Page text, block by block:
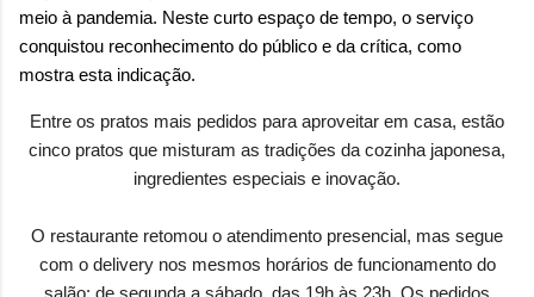
meio à pandemia. Neste curto espaço de tempo, o serviço
conquistou reconhecimento do público e da crítica, como
mostra esta indicação.
Entre os pratos mais pedidos para aproveitar em casa, estão
cinco pratos que misturam as tradições da cozinha japonesa,
ingredientes especiais e inovação.
O restaurante retomou o atendimento presencial, mas segue
com o delivery nos mesmos horários de funcionamento do
salão: de segunda a sábado, das 19h às 23h. Os pedidos